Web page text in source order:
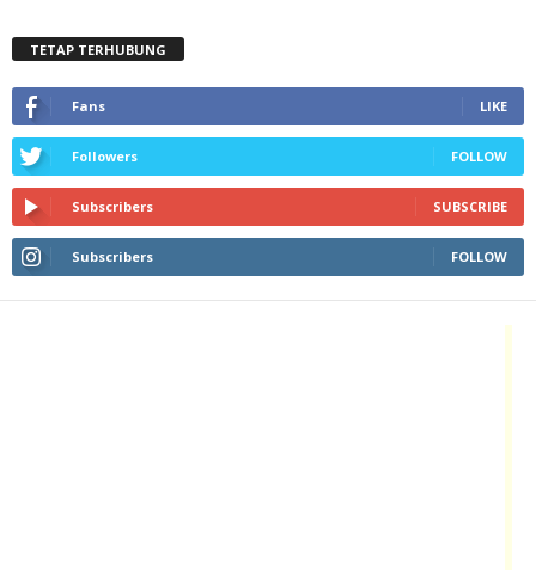
TETAP TERHUBUNG
Fans LIKE
Followers FOLLOW
Subscribers SUBSCRIBE
Subscribers FOLLOW